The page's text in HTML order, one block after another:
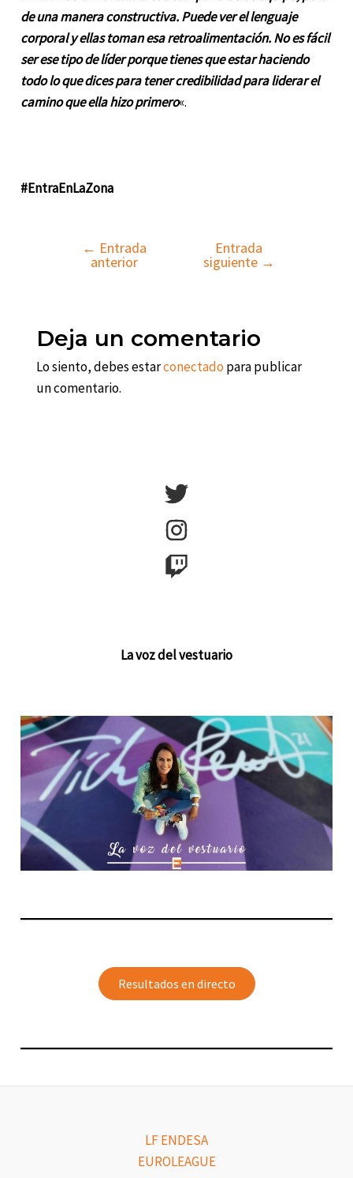
de una manera constructiva. Puede ver el lenguaje
corporal y ellas toman esa retroalimentación. No es fácil
ser ese tipo de líder porque tienes que estar haciendo
todo lo que dices para tener credibilidad para liderar el
camino que ella hizo primero«.
#EntraEnLaZona
Navegación
← Entrada
anterior
Entrada
siguiente →
Deja un comentario
Lo siento, debes estarconectado para publicar
un comentario.
La voz del vestuario
Resultados en directo
LF ENDESA
EUROLEAGUE